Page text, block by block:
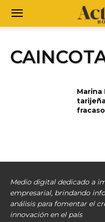
Marina
Medio digital dedicado a
empresarial, brindando
análisis para fomentar el
innovación en el país